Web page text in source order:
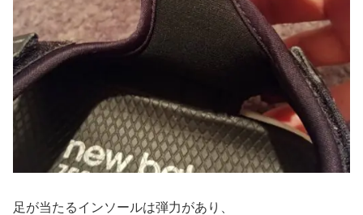
足が当たるインソールは弾力があり、